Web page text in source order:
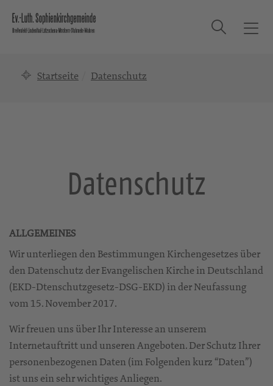
T
n
Suche
Startseite Datenschutz
Datenschutz
ALLGEMEINES
Wir unterliegen den Bestimmungen Kirchengesetzes über
den Datenschutz der Evangelischen Kirche in Deutschland
(EKD-Dtenschutzgesetz-DSG-EKD) in der Neufassung
vom 15. November 2017.
Wir freuen uns über Ihr Interesse an unserem
Internetauftritt und unseren Angeboten. Der Schutz Ihrer
personenbezogenen Daten (im Folgenden kurz “Daten”)
ist uns ein sehr wichtiges Anliegen.